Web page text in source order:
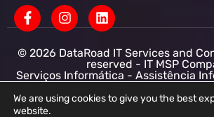
© 2026 DataRoad IT Services and
reserved - IT MSP
Serviços Informática - Assistência
Informática Empresas -
Empresarial
We are using cookies to give you the best
website.